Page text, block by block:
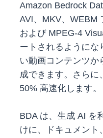
Amazon Bedrock
AVI、MKV、WEBM
および MPEG-4
ートされるようにな
い動画コンテンツか
成できます。さらに
50% 高速化します。
BDA は、生成 AI を
けに、ドキュメント